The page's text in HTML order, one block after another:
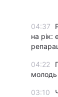
04:37
на рік:
04:22
молодь
03:10